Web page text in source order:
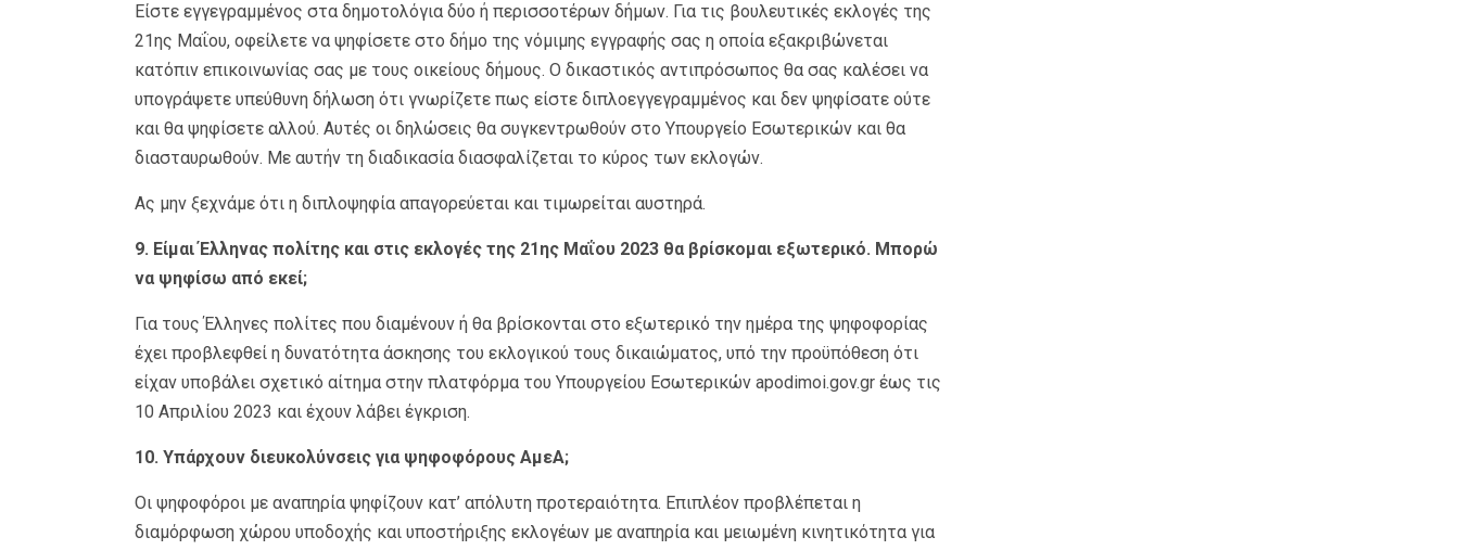
Είστε εγγεγραμμένος στα δημοτολόγια δύο ή περισσοτέρων δήμων. Για τις βουλευτικές εκλογές της
21ης Μαΐου, οφείλετε να ψηφίσετε στο δήμο της νόμιμης εγγραφής σας η οποία εξακριβώνεται
κατόπιν επικοινωνίας σας με τους οικείους δήμους. Ο δικαστικός αντιπρόσωπος θα σας καλέσει να
υπογράψετε υπεύθυνη δήλωση ότι γνωρίζετε πως είστε διπλοεγγεγραμμένος και δεν ψηφίσατε ούτε
και θα ψηφίσετε αλλού. Αυτές οι δηλώσεις θα συγκεντρωθούν στο Υπουργείο Εσωτερικών και θα
διασταυρωθούν. Με αυτήν τη διαδικασία διασφαλίζεται το κύρος των εκλογών.
Ας μην ξεχνάμε ότι η διπλοψηφία απαγορεύεται και τιμωρείται αυστηρά.
9. Είμαι Έλληνας πολίτης και στις εκλογές της 21ης Μαΐου 2023 θα βρίσκομαι εξωτερικό. Μπορώ
να ψηφίσω από εκεί;
Για τους Έλληνες πολίτες που διαμένουν ή θα βρίσκονται στο εξωτερικό την ημέρα της ψηφοφορίας
έχει προβλεφθεί η δυνατότητα άσκησης του εκλογικού τους δικαιώματος, υπό την προϋπόθεση ότι
είχαν υποβάλει σχετικό αίτημα στην πλατφόρμα του Υπουργείου Εσωτερικών apodimoi.gov.gr έως τις
10 Απριλίου 2023 και έχουν λάβει έγκριση.
10. Υπάρχουν διευκολύνσεις για ψηφοφόρους ΑμεΑ;
Οι ψηφοφόροι με αναπηρία ψηφίζουν κατ’ απόλυτη προτεραιότητα. Επιπλέον προβλέπεται η
διαμόρφωση χώρου υποδοχής και υποστήριξης εκλογέων με αναπηρία και μειωμένη κινητικότητα για